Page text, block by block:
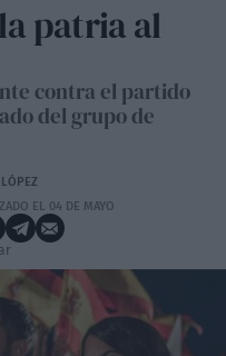
patria al
contra el partido
del grupo de
EL 04 DE MAYO